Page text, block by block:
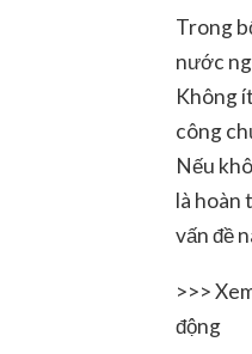
Trong
nước
Không
công
Nếu
là hoàn
vấn đề
>>>
động